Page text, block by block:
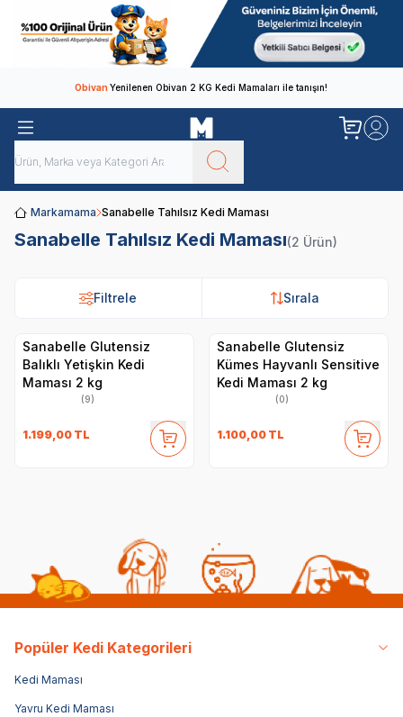
ObivanYenilenen Obivan 2 KG Kedi Mamaları ile tanışın!
Markamama Sanabelle Tahılsız Kedi Maması
Sanabelle Tahılsız Kedi Maması(2 Ürün)
Filtrele Sırala
Sanabelle Glutensiz
Balıklı Yetişkin Kedi
Maması 2 kg
(9)
1.199,00 TL
Sanabelle Glutensiz
Kümes Hayvanlı Sensitive
Kedi Maması 2 kg
(0)
1.100,00 TL
Popüler Kedi Kategorileri
Kedi Maması
Yavru Kedi Maması